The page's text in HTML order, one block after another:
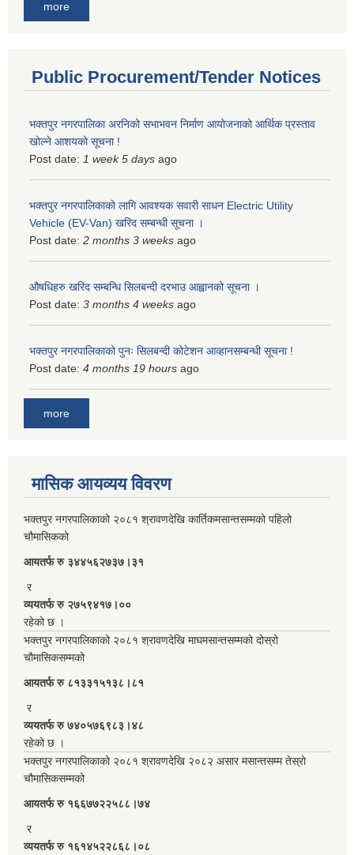
more
Public Procurement/Tender Notices
भक्तपुर नगरपालिका अरनिको सभाभवन निर्माण आयोजनाको आर्थिक प्रस्ताव
खोल्ने आशयको सूचना !
Post date: 1 week 5 days ago
भक्तपुर नगरपालिकाकाे लागि आवश्यक सवारी साधन Electric Utility
Vehicle (EV-Van) खरिद सम्बन्धी सूचना ।
Post date: 2 months 3 weeks ago
औषधिहरु खरिद सम्बन्धि सिलबन्दी दरभाउ आह्वानको सूचना ।
Post date: 3 months 4 weeks ago
भक्तपुर नगरपालिकाको पुनः सिलबन्दी कोटेशन आव्हानसम्बन्धी सूचना !
Post date: 4 months 19 hours ago
more
मासिक आयव्यय विवरण
भक्तपुर नगरपालिकाको २०८१ श्रावणदेखि कार्तिकमसान्तसम्मको पहिलो
चौमासिकको
आयतर्फ रु‌ ३४४५६२७३७।३१
र
व्ययतर्फ रु २७५९४१७।००
रहेको छ ।
भक्तपुर नगरपालिकाको २०८१ श्रावणदेखि माघमसान्तसम्मको दोस्रो
चौमासिकसम्मको
आयतर्फ रु‌ ८१३३१५१३८।८१
र
व्ययतर्फ रु ७४०५७६९८३।४८
रहेको छ ।
भक्तपुर नगरपालिकाको २०८१ श्रावणदेखि २०८२ असार मसान्तसम्म तेस्रो
चौमासिकसम्मको
आयतर्फ रु‌ १६६७७२२५८८।७४
र
व्ययतर्फ रु १६१४५२२८६८।०८